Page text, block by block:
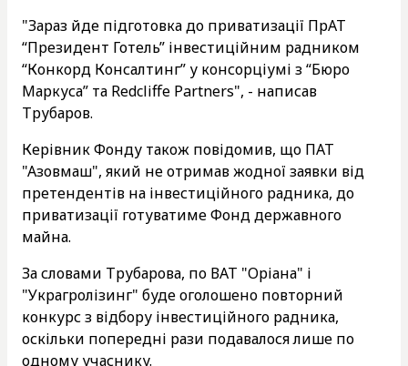
"Зараз йде підготовка до приватизації ПрАТ
“Президент Готель” інвестиційним радником
“Конкорд Консалтинг” у консорціумі з “Бюро
Маркуса” та Redcliffe Partners", - написав
Трубаров.
Керівник Фонду також повідомив, що ПАТ
"Азовмаш", який не отримав жодної заявки від
претендентів на інвестиційного радника, до
приватизації готуватиме Фонд державного
майна.
За словами Трубарова, по ВАТ "Оріана" і
"Украгролізинг" буде оголошено повторний
конкурс з відбору інвестиційного радника,
оскільки попередні рази подавалося лише по
одному учаснику.